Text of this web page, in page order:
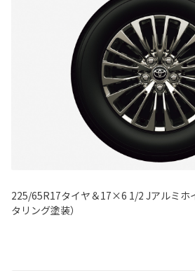
225/65R17タイヤ＆17×6 1/2 Jアルミホ
タリング塗装）